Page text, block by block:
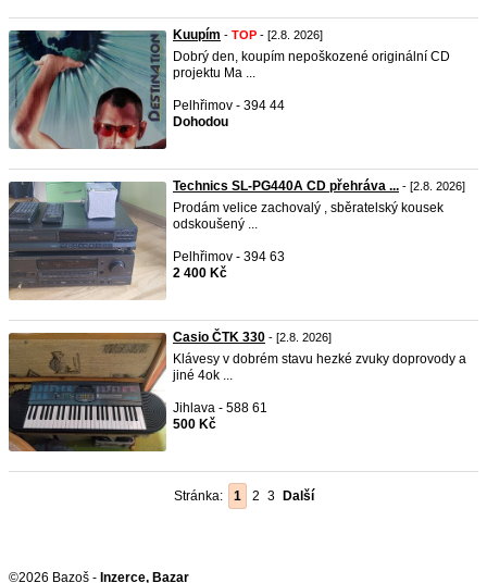
Kuupím - TOP - [2.8. 2026]
Dobrý den, koupím nepoškozené originální CD
projektu Ma ...
Pelhřimov - 394 44
Dohodou
Technics SL-PG440A CD přehráva ... - [2.8. 2026]
Prodám velice zachovalý , sběratelský kousek
odskoušený ...
Pelhřimov - 394 63
2 400 Kč
Casio ČTK 330 - [2.8. 2026]
Klávesy v dobrém stavu hezké zvuky doprovody a
jiné 4ok ...
Jihlava - 588 61
500 Kč
Stránka: 1 2 3 Další
©2026 Bazoš - Inzerce, Bazar